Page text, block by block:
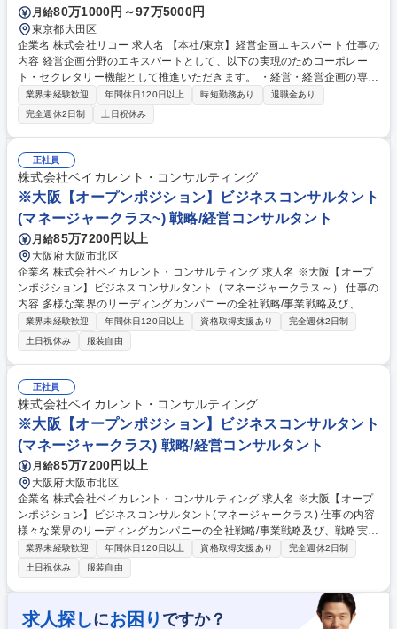
月給80万1000円～97万5000円
東京都大田区
企業名 株式会社リコー 求人名 【本社/東京】経営企画エキスパート 仕事の
内容 経営企画分野のエキスパートとして、以下の実現のためコーポレー
ト・セクレタリー機能として推進いただきます。 ・経営・経営企画の専門
性に基づき、取締役会室の機能全般に関わり、 企業価値向上の成果につな
げていく。 ・コーポレートセクレタリーの支援を主導し、コーポレート・
セクレタリー機能および取締役会室機能の高度化を図る。 ・株主をはじめ
としたステークホルダーの期待や懸念を的確に反映し、ガバナンスや経営
の意思決定に反映していく。 ・経営力強化につながる監督機能の高度化を
図る。 募集職種 【本社/東京】経営企画エキスパート
業界未経験歓迎 年間休日120日以上 時短勤務あり
退職金あり
完全週休2日制
土日祝休み
正社員
株式会社ベイカレント・コンサルティング
※大阪【オープンポジション】ビジネスコンサルタント
(マネージャークラス~) 戦略/経営コンサルタント
月給85万7200円以上
大阪府大阪市北区
企業名 株式会社ベイカレント・コンサルティング 求人名 ※大阪【オープ
ンポジション】ビジネスコンサルタント（マネージャークラス～） 仕事の
内容 多様な業界のリーディングカンパニーの全社戦略/事業戦略及び、戦
略実現に向けたオペレーション検討/実行支援等、様々な課題解決を横断的
に推進・リードしていただきます。 【プロジェクト事例】★銀行：モバイ
ルペイメントサービス立上げにおける事業戦略策定 ★素材：生成AIによる
製鉄会社の安全対策効率化 ★ハイテク：中国ロボティクス市場への新規参
入戦略策定/推進 ★ヘルスケア：製剤データのマネジメントシステム構築
★航空：航空会社のデジタルマーケティングの高度化 ★小売：データアナ
リティクスを活用した店舗出店戦略支援 ★官公庁：スマートシティ事業の
海外展開戦略の策定 など 募集職種 ※大阪【オープンポジション】ビジネ
スコンサルタント（マネージャークラス～）
業界未経験歓迎 年間休日120日以上 資格取得支援あり
完全週休2日制
土日祝休み
服装自由
正社員
株式会社ベイカレント・コンサルティング
※大阪【オープンポジション】ビジネスコンサルタント
(マネージャークラス) 戦略/経営コンサルタント
月給85万7200円以上
大阪府大阪市北区
企業名 株式会社ベイカレント・コンサルティング 求人名 ※大阪【オープ
ンポジション】ビジネスコンサルタント(マネージャークラス) 仕事の内容
様々な業界のリーディングカンパニーの全社戦略/事業戦略及び、戦略実現
に向けたオペレーション検討/実行支援等、様々な課題解決を横断的にご担
当・リードしていただきます。 【プロジェクト事例】★銀行：モバイルペ
イメントサービス立上げにおける事業戦略策定 ★素材：生成AIによる製鉄
会社の安全対策効率化 ★ハイテク：中国ロボティクス市場への新規参入戦
略策定/推進 ★ヘルスケア：製剤データのマネジメントシステム構築 ★航
空：航空会社のデジタルマーケティングの高度化 ★小売：データアナリテ
業界未経験歓迎 年間休日120日以上 資格取得支援あり
完全週休2日制
土日祝休み
服装自由
求人探しにお困り ですか？